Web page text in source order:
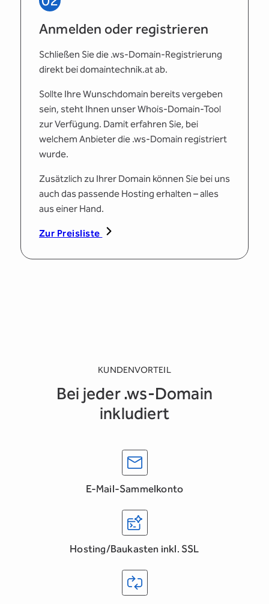
Anmelden oder registrieren
Schließen Sie die .ws-Domain-Registrierung
direkt bei domaintechnik.at ab.
Sollte Ihre Wunschdomain bereits vergeben
sein, steht Ihnen unser Whois-Domain-Tool
zur Verfügung. Damit erfahren Sie, bei
welchem Anbieter die .ws-Domain registriert
wurde.
Zusätzlich zu Ihrer Domain können Sie bei uns
auch das passende Hosting erhalten – alles
aus einer Hand.
Zur Preisliste
KUNDENVORTEIL
Bei jeder .ws-Domain
inkludiert
E-Mail-Sammelkonto
Hosting/Baukasten inkl. SSL